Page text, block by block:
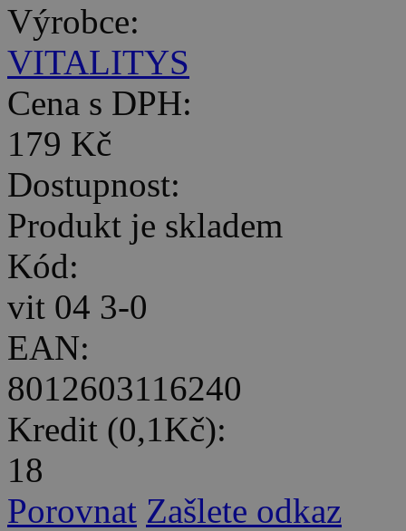
Výrobce:
VITALITYS
Cena s DPH:
179 Kč
Dostupnost:
Produkt je skladem
Kód:
vit 04 3-0
EAN:
8012603116240
Kredit (0,1Kč):
18
Porovnat Zašlete odkaz